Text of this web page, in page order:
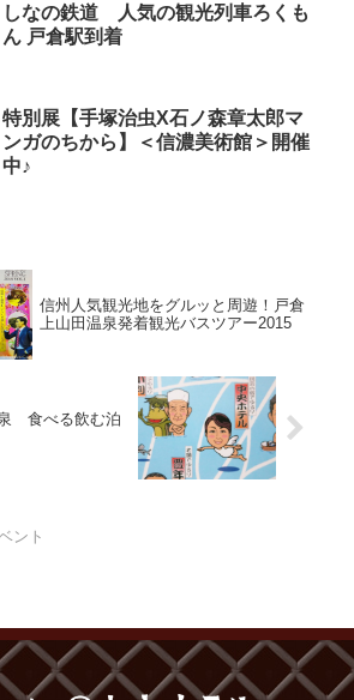
しなの鉄道 人気の観光列車ろくも
ん 戸倉駅到着
特別展【手塚治虫X石ノ森章太郎マ
ンガのちから】＜信濃美術館＞開催
中♪
信州人気観光地をグルッと周遊！戸倉
上山田温泉発着観光バスツアー2015
食べる飲む泊
ント